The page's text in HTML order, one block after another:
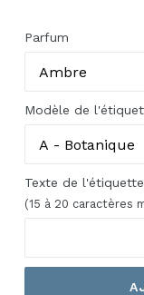
Parfum
Modèle de
Texte de l'étiquette
(15 à 20 caractères